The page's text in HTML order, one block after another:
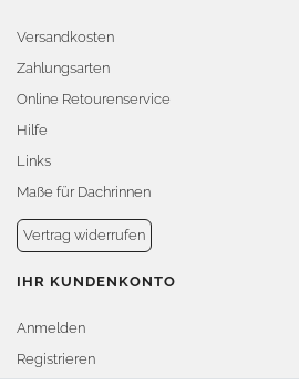
Versandkosten
Zahlungsarten
Online Retourenservice
Hilfe
Links
Maße für Dachrinnen
Vertrag widerrufen
IHR KUNDENKONTO
Anmelden
Registrieren